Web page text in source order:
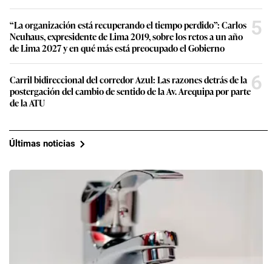
“La organización está recuperando el tiempo perdido”: Carlos
Neuhaus, expresidente de Lima 2019, sobre los retos a un año
de Lima 2027 y en qué más está preocupado el Gobierno
5
Carril bidireccional del corredor Azul: Las razones detrás de la
postergación del cambio de sentido de la Av. Arequipa por parte
de la ATU
6
Últimas noticias